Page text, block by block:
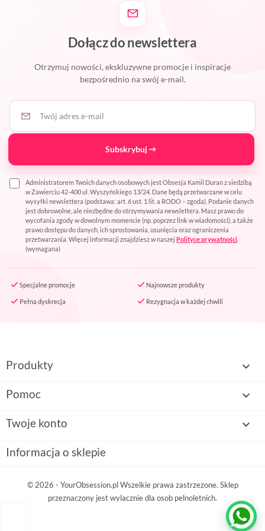
Dołącz do newslettera
Otrzymuj nowości, ekskluzywne promocje i inspiracje
bezpośrednio na swój e-mail.
Twój adres e-mail
Subskrybuj
Administratorem Twoich danych osobowych jest Obsesja Kamil Duran z siedzibą
w Zawierciu 42-400 ul. Wyszyńskiego 13/24. Dane będą przetwarzane w celu
wysyłki newslettera (podstawa: art. 6 ust. 1 lit. a RODO – zgoda). Podanie danych
jest dobrowolne, ale niezbędne do otrzymywania newslettera. Masz prawo do
wycofania zgody w dowolnym momencie (np. poprzez link w wiadomości), a także
prawo dostępu do danych, ich sprostowania, usunięcia oraz ograniczenia
przetwarzania. Więcej informacji znajdziesz w naszej Polityce prywatności
(wymagana)
Specjalne promocje Najnowsze produkty
Pełna dyskrecja Rezygnacja w każdej chwili
Produkty 
Pomoc 
Twoje konto 
Informacja o sklepie
© 2026 - YourObsession.pl Wszelkie prawa zastrzezone. Sklep
przeznaczony jest wylacznie dla osob pelnoletnich.